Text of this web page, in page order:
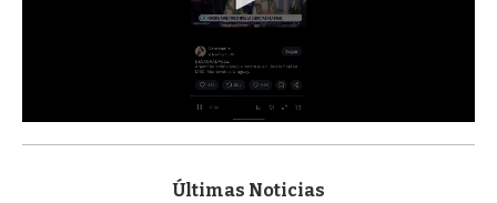
s
Últimas Noticias